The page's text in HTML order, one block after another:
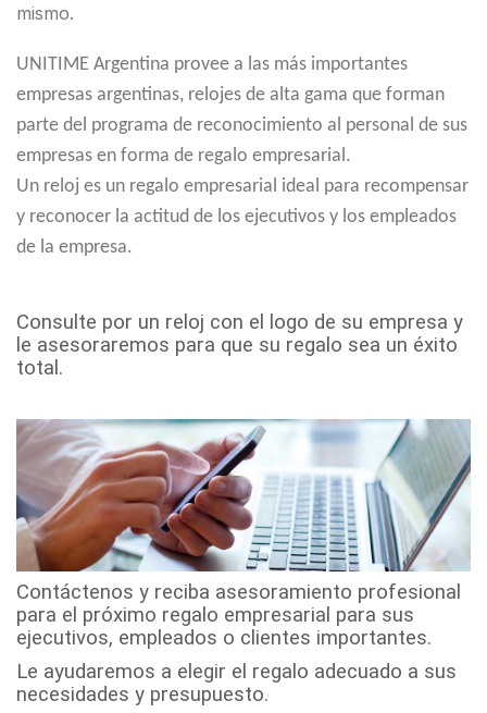
mismo.
UNITIME Argentina provee a las más importantes
empresas argentinas, relojes de alta gama que forman
parte del programa de reconocimiento al personal de sus
empresas en forma de regalo empresarial.
Un reloj es un regalo empresarial ideal para recompensar
y reconocer la actitud de los ejecutivos y los empleados
de la empresa.
Consulte por un reloj con el logo de su empresa y
le asesoraremos para que su regalo sea un éxito
total.
Contáctenos y reciba asesoramiento profesional
para el próximo regalo empresarial para sus
ejecutivos, empleados o clientes importantes.
Le ayudaremos a elegir el regalo adecuado a sus
necesidades y presupuesto.